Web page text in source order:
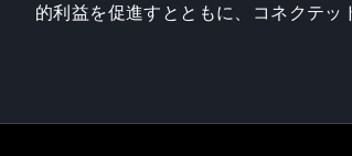
的利益を促進すとともに、コネクテッ